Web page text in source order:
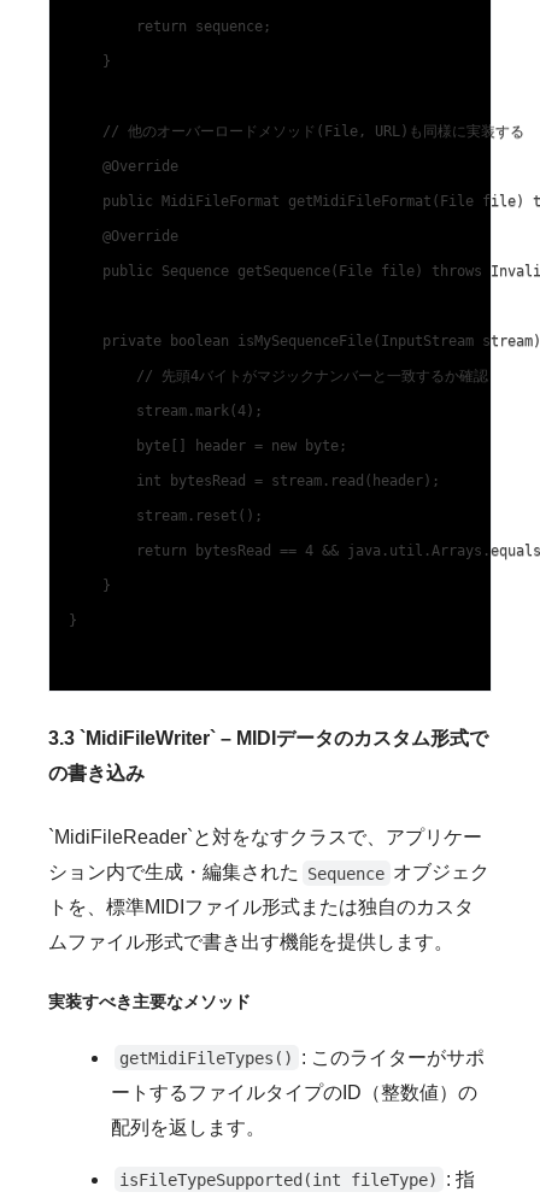
        return sequence;
    }
    // 他のオーバーロードメソッド(File, URL)も同様に実装する
    @Override
public MidiFileFormat getMidiFileFormat(File file)
    @Override
public Sequence getSequence(File file) throws
private boolean isMySequenceFile(InputStream
        // 先頭4バイトがマジックナンバーと一致するか確認
        stream.mark(4);
        byte[] header = new byte;
        int bytesRead = stream.read(header);
        stream.reset();
return bytesRead == 4 &&
    }
}
3.3 `MidiFileWriter` – MIDIデータのカスタム形式で
の書き込み
`MidiFileReader`と対をなすクラスで、アプリケー
ション内で生成・編集された
Sequence オブジェク
トを、標準MIDIファイル形式または独自のカスタ
ムファイル形式で書き出す機能を提供します。
実装すべき主要なメソッド
getMidiFileTypes()
: このライターがサポ
ートするファイルタイプのID（整数値）の
配列を返します。
isFileTypeSupported(int fileType) : 指